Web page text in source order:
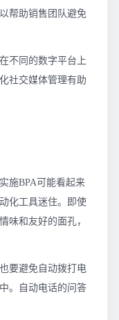
帮助销售团队避免
不同的数字平台上
社交媒体管理有助
施BPA可能看起来
化工具迷住。即使
味和友好的面孔，
要避免自动拨打电
。自动电话的问答